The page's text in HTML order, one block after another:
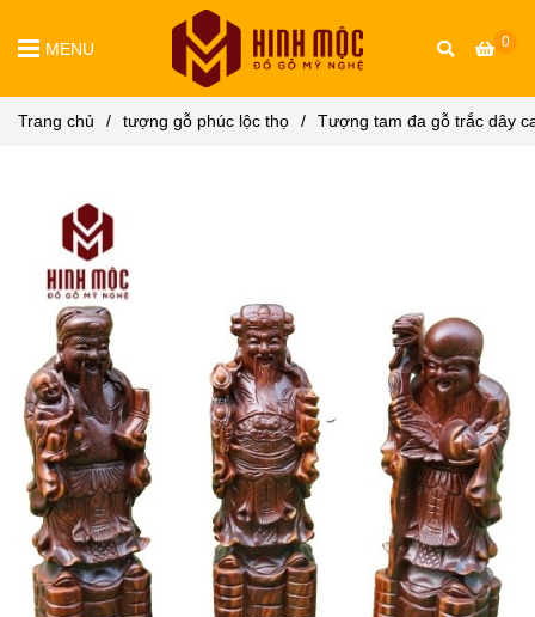
0
MENU
Trang chủ / tượng gỗ phúc lộc thọ / Tượng tam đa gỗ trắc dây